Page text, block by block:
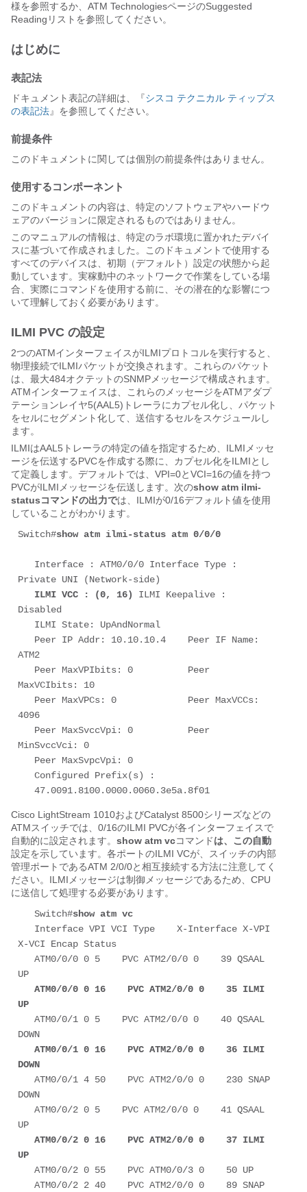
様を参照するか、ATM TechnologiesページのSuggested
Readingリストを参照してください。
はじめに
表記法
ドキュメント表記の詳細は、『シスコ テクニカル ティップス
の表記法』を参照してください。
前提条件
このドキュメントに関しては個別の前提条件はありません。
使用するコンポーネント
このドキュメントの内容は、特定のソフトウェアやハードウ
ェアのバージョンに限定されるものではありません。
このマニュアルの情報は、特定のラボ環境に置かれたデバイ
スに基づいて作成されました。このドキュメントで使用する
すべてのデバイスは、初期（デフォルト）設定の状態から起
動しています。実稼動中のネットワークで作業をしている場
合、実際にコマンドを使用する前に、その潜在的な影響につ
いて理解しておく必要があります。
ILMI PVC の設定
2つのATMインターフェイスがILMIプロトコルを実行すると、
物理接続でILMIパケットが交換されます。これらのパケット
は、最大484オクテットのSNMPメッセージで構成されます。
ATMインターフェイスは、これらのメッセージをATMアダプ
テーションレイヤ5(AAL5)トレーラにカプセル化し、パケット
をセルにセグメント化して、送信するセルをスケジュールし
ます。
ILMIはAAL5トレーラの特定の値を指定するため、ILMIメッセ
ージを伝送するPVCを作成する際に、カプセル化をILMIとし
て定義します。デフォルトでは、VPI=0とVCI=16の値を持つ
PVCがILMIメッセージを伝送します。次のshow atm ilmi-
statusコマンドの出力では、ILMIが0/16デフォルト値を使用
していることがわかります。
Switch#show atm ilmi-status atm 0/0/0
Private UNI (Network-side)
ILMI VCC : (0, 16)
ILMI Keepalive :
Disabled
ATM2
MaxVCIbits: 10
4096
MinSvccVci: 0
Cisco LightStream 1010およびCatalyst 8500シリーズなどの
ATMスイッチでは、0/16のILMI PVCが各インターフェイスで
自動的に設定されます。 show atm vcコマンドは、この自動
設定を示しています。各ポートのILMI VCが、スイッチの内部
管理ポートであるATM 2/0/0と相互接続する方法に注意してく
ださい。ILMIメッセージは制御メッセージであるため、CPU
に送信して処理する必要があります。
   Switch#
show atm vc
X-VCI Encap Status
UP
ATM0/0/0 0 16    PVC ATM2/0/0 0    35 ILMI
UP
DOWN
ATM0/0/1 0 16    PVC ATM2/0/0 0    36 ILMI
DOWN
DOWN
UP
ATM0/0/2 0 16    PVC ATM2/0/0 0    37 ILMI
UP